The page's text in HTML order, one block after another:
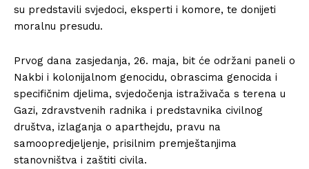
su predstavili svjedoci, eksperti i komore, te donijeti
moralnu presudu.
Prvog dana zasjedanja, 26. maja, bit će održani paneli o
Nakbi i kolonijalnom genocidu, obrascima genocida i
specifičnim djelima, svjedočenja istraživača s terena u
Gazi, zdravstvenih radnika i predstavnika civilnog
društva, izlaganja o aparthejdu, pravu na
samoopredjeljenje, prisilnim premještanjima
stanovništva i zaštiti civila.